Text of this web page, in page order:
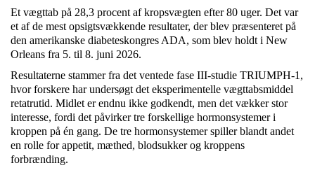
Et vægttab på 28,3 procent af kropsvægten efter 80 uger. Det var
et af de mest opsigtsvækkende resultater, der blev præsenteret på
den amerikanske diabeteskongres ADA, som blev holdt i New
Orleans fra 5. til 8. juni 2026.
Resultaterne stammer fra det ventede fase III-studie TRIUMPH-1,
hvor forskere har undersøgt det eksperimentelle vægttabsmiddel
retatrutid. Midlet er endnu ikke godkendt, men det vækker stor
interesse, fordi det påvirker tre forskellige hormonsystemer i
kroppen på én gang. De tre hormonsystemer spiller blandt andet
en rolle for appetit, mæthed, blodsukker og kroppens
forbrænding.